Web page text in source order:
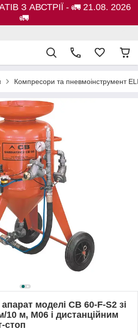
З АВСТРІЇ - 🚛 21.08. 2026
🚛
Компресори та пневмоінструмент
моделі CB 60-F-S2 зі
10 м, М06 і дистанційним
стоп